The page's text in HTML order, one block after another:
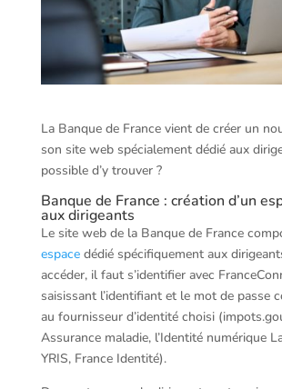
La Banque de France vient de créer un
son site web spécialement dédié aux
possible d’y trouver ?
Banque de France : création d’un
aux dirigeants
Le site web de la Banque de France
espacedédié spécifiquement aux
accéder, il faut s’identifier avec
saisissant l’identifiant et le mot de passe
au fournisseur d’identité choisi
Assurance maladie, l’Identité numérique
YRIS, France Identité).